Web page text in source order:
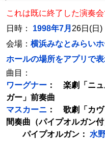
これは既に終了した演奏会
日時： 1998年7月 26日(日)
会場： 横浜みなとみらいホ
ホールの場所をアプリで
曲目：
ワーグナー ： 楽劇「ニュ
ガー」前奏曲
マスカーニ ： 歌劇「カヴ
間奏曲（パイプオルガン付
パイプオルガン： 水